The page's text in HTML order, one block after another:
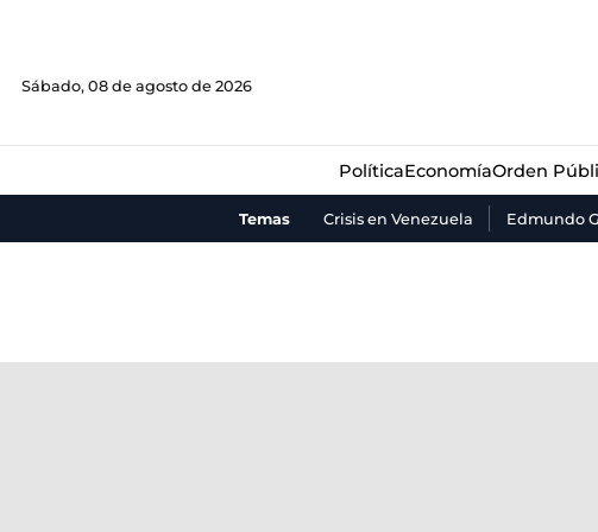
Sábado, 08 de agosto de 2026
PolíticaEconomíaOrden
Temas Crisis en Venezuela Edmundo